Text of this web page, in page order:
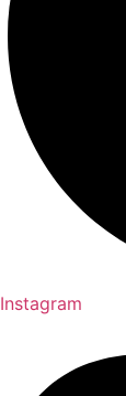
Instagram